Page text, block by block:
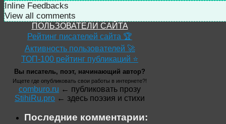
Inline Feedbacks
View all comments
ПОЛЬЗОВАТЕЛИ САЙТА
Рейтинг писателей сайта 🏆
Активность пользователей 🚀
ТОП-100 рейтинг публикаций ⭐
Вы писатель, поэт, начинающий автор?
Ищете где опубликовать свои работы в интернете?!
comburo.ru ← публиковать прозу
StihiRu.pro ← здесь поэзия и стихи
Последние комментарии: